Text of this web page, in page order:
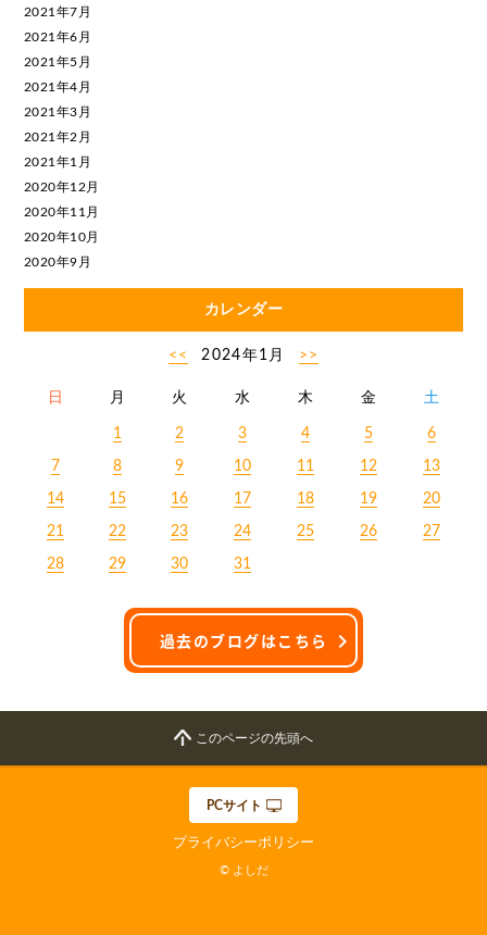
2021年7月
2021年6月
2021年5月
2021年4月
2021年3月
2021年2月
2021年1月
2020年12月
2020年11月
2020年10月
2020年9月
カレンダー
<< 2024年1月 >>
日 月 火 水 木 金 土
1 2 3 4 5 6
7 8 9 10 11 12 13
14 15 16 17 18 19 20
21 22 23 24 25 26 27
28 29 30 31
過去のブログはこちら
このページの先頭へ
PCサイト
プライバシーポリシー
© よしだ